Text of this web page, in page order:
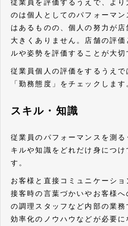
従業員を評価するうえで、よ
のは個人としてのパフォーマ
はあるものの、個人の努力が
大きくありません。店舗の評
ルや姿勢を評価することが大切
従業員個人の評価をするうえ
「勤務態度」をチェックします
スキル・知識
従業員のパフォーマンスを測
キルや知識をどれだけ身につ
す。
お客様と直接コミュニケーショ
接客時の言葉づかいやお客様
の調理スタッフなど内部の業
効率化のノウハウなどが必要